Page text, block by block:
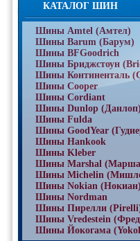
КАТАЛОГ ШИН
Шины Amtel (Амтел)
Шины Barum (Барум)
Шины BFGoodrich
Шины Бриджстоун
Шины Континенталь
Шины Cooper
Шины Cordiant
Шины Dunlop (Данлоп)
Шины Fulda
Шины GoodYear
Шины Hankook
Шины Kleber
Шины Marshal
Шины Michelin
Шины Nokian (Нокиан)
Шины Nordman
Шины Пирелли
Шины Vredestein
Шины Йокогама